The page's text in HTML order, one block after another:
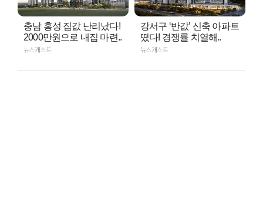
충남 홍성 집값 난리났다!
2000만원으로 내집 마련..
뉴스캐스트
강서구 ‘반값’ 신축 아파트
떴다! 경쟁률 치열해..
뉴스캐스트